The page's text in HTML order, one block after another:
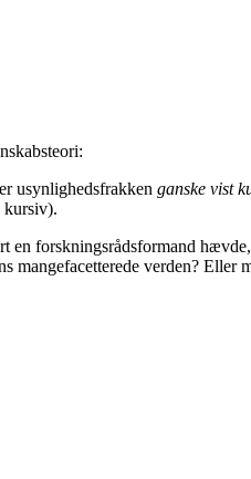
usynlighedsfrakken ganske vist
kursiv).
forskningsrådsformand
mangefacetterede verden? Eller